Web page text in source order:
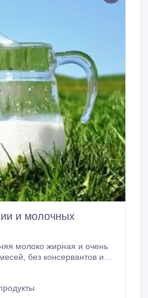
и молочных
молоко жирная и очень
без консервантов и
собственных коров, за
В сутки от 200л до